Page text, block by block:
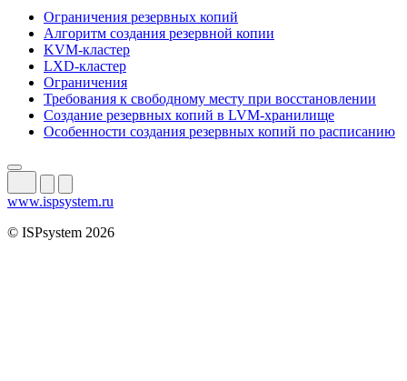
Ограничения резервных копий
Алгоритм создания резервной копии
KVM-кластер
LXD-кластер
Ограничения
Требования к свободному месту при восстановлении
Создание резервных копий в LVM-хранилище
Особенности создания резервных копий по расписанию
www.ispsystem.ru
© ISPsystem 2026